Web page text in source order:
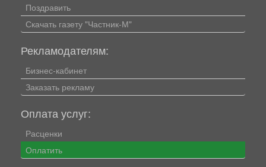
Поздравить
Скачать газету "Частник-М"
Рекламодателям:
Бизнес-кабинет
Заказать рекламу
Оплата услуг:
Расценки
Оплатить